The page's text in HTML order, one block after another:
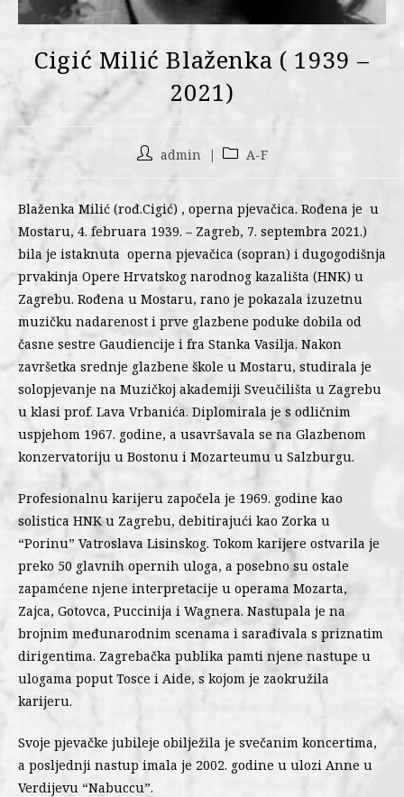
Cigić Milić Blaženka ( 1939 –
2021)
admin A-F
Blaženka Milić (rođ.Cigić) , operna pjevačica. Rođena je u
Mostaru, 4. februara 1939. – Zagreb, 7. septembra 2021.)
bila je istaknuta operna pjevačica (sopran) i dugogodišnja
prvakinja Opere Hrvatskog narodnog kazališta (HNK) u
Zagrebu. Rođena u Mostaru, rano je pokazala izuzetnu
muzičku nadarenost i prve glazbene poduke dobila od
časne sestre Gaudiencije i fra Stanka Vasilja. Nakon
završetka srednje glazbene škole u Mostaru, studirala je
solopjevanje na Muzičkoj akademiji Sveučilišta u Zagrebu
u klasi prof. Lava Vrbanića. Diplomirala je s odličnim
uspjehom 1967. godine, a usavršavala se na Glazbenom
konzervatoriju u Bostonu i Mozarteumu u Salzburgu.
Profesionalnu karijeru započela je 1969. godine kao
solistica HNK u Zagrebu, debitirajući kao Zorka u
“Porinu” Vatroslava Lisinskog. Tokom karijere ostvarila je
preko 50 glavnih opernih uloga, a posebno su ostale
zapamćene njene interpretacije u operama Mozarta,
Zajca, Gotovca, Puccinija i Wagnera. Nastupala je na
brojnim međunarodnim scenama i sarađivala s priznatim
dirigentima. Zagrebačka publika pamti njene nastupe u
ulogama poput Tosce i Aide, s kojom je zaokružila
karijeru.
Svoje pjevačke jubileje obilježila je svečanim koncertima,
a posljednji nastup imala je 2002. godine u ulozi Anne u
Verdijevu “Nabuccu”.